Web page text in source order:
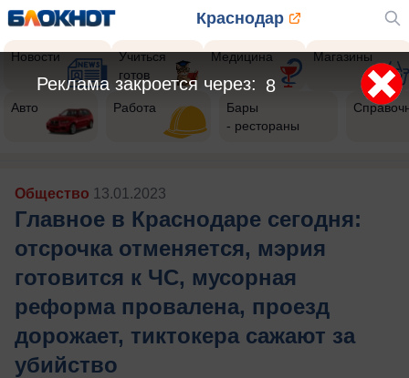
Краснодар
Новости
Учиться
готов
Медицина Магазины
Авто Работа
Бары
- рестораны
Общество 13.01.2023
Главное в Краснодаре сегодня:
отсрочка отменяется, мэрия
готовится к ЧС, мусорная
реформа провалена, проезд
дорожает, тиктокера сажают за
убийство
6
Реклама закроется через: